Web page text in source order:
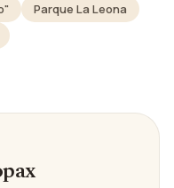
Parque La Leona